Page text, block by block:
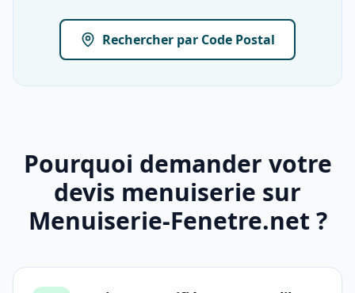
Rechercher par Code Postal
Pourquoi demander votre
devis menuiserie sur
Menuiserie-Fenetre.net ?